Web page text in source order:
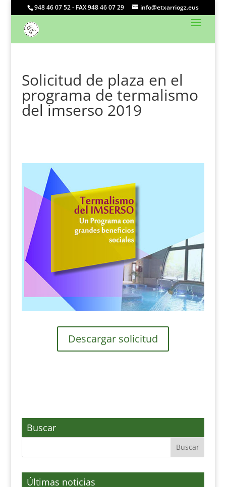
948 46 07 52 - FAX 948 46 07 29 info@etxarriogz.eus
Solicitud de plaza en el
programa de termalismo
del imserso 2019
Descargar solicitud
Buscar
Últimas noticias